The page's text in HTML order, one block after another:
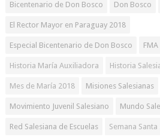
Bicentenario de Don Bosco Don Bosco
El Rector Mayor en Paraguay 2018
Especial Bicentenario de Don Bosco FMA
Historia María Auxiliadora Historia
Mes de María 2018 Misiones Salesianas
Movimiento Juvenil Salesiano Mundo
Red Salesiana de Escuelas Semana Santa